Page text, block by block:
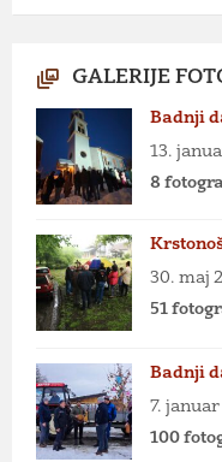
GALERIJE
Badnji
13.
8
30. maj
51
Badnji
7. januar
100